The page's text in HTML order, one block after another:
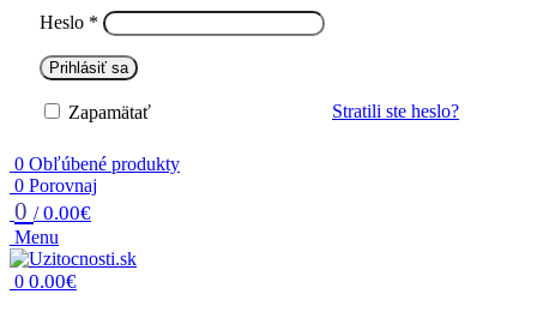
Heslo * Povinné
Prihlásiť sa
Stratili ste heslo?
Zapamätať
0 Obľúbené produkty
0 Porovnaj
0 / 0.00€
Menu
0 0.00€